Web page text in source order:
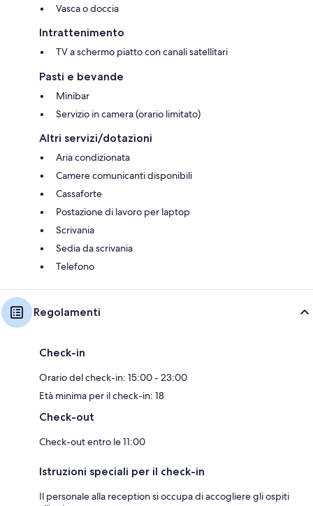
Vasca o doccia
Intrattenimento
TV a schermo piatto con canali satellitari
Pasti e bevande
Minibar
Servizio in camera (orario limitato)
Altri servizi/dotazioni
Aria condizionata
Camere comunicanti disponibili
Cassaforte
Postazione di lavoro per laptop
Scrivania
Sedia da scrivania
Telefono
Regolamenti
Check-in
Orario del check-in: 15:00 - 23:00
Età minima per il check-in: 18
Check-out
Check-out entro le 11:00
Istruzioni speciali per il check-in
Il personale alla reception si occupa di accogliere gli ospiti